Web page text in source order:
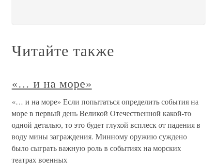
Читайте также
«… и на море»
«… и на море» Если попытаться определить события на
море в первый день Великой Отечественной какой-то
одной деталью, то это будет глухой всплеск от падения в
воду мины заграждения. Минному оружию суждено
было сыграть важную роль в событиях на морских
театрах военных